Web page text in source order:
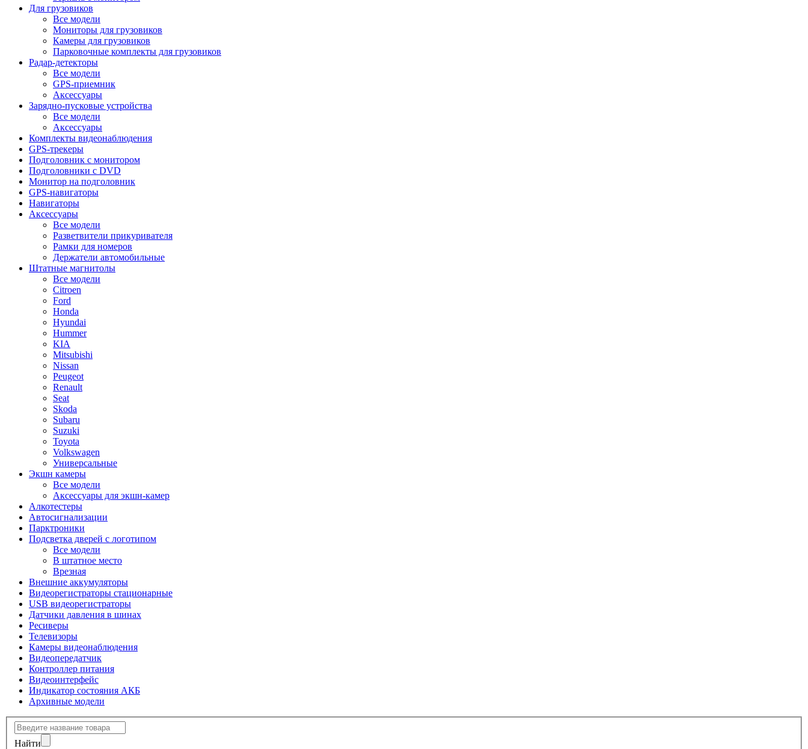
Для грузовиков
Все модели
Мониторы для грузовиков
Камеры для грузовиков
Парковочные комплекты для грузовиков
Радар-детекторы
Все модели
GPS-приемник
Аксессуары
Зарядно-пусковые устройства
Все модели
Аксессуары
Комплекты видеонаблюдения
GPS-трекеры
Подголовник с монитором
Подголовники с DVD
Монитор на подголовник
GPS-навигаторы
Навигаторы
Аксессуары
Все модели
Разветвители прикуривателя
Рамки для номеров
Держатели автомобильные
Штатные магнитолы
Все модели
Citroen
Ford
Honda
Hyundai
Hummer
KIA
Mitsubishi
Nissan
Peugeot
Renault
Seat
Skoda
Subaru
Suzuki
Toyota
Volkswagen
Универсальные
Экшн камеры
Все модели
Аксессуары для экшн-камер
Алкотестеры
Автосигнализации
Парктроники
Подсветка дверей с логотипом
Все модели
В штатное место
Врезная
Внешние аккумуляторы
Видеорегистраторы стационарные
USB видеорегистраторы
Датчики давления в шинах
Ресиверы
Телевизоры
Камеры видеонаблюдения
Видеопередатчик
Контроллер питания
Видеоинтерфейс
Индикатор состояния АКБ
Архивные модели
Найти